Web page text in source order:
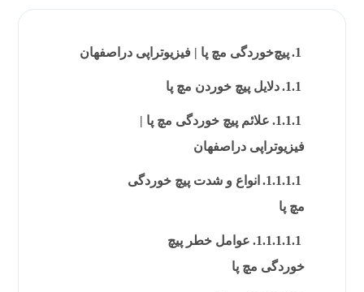
پیچ‌خوردگی مچ پا | فیزیوتراپی دراصفهان
دلایل پیچ خوردن مچ پا
علائم پیچ خوردگی مچ پا |
فیزیوتراپی دراصفهان
انواع و شدت پیچ خوردگی
مچ پا
عوامل خطر پیچ
خوردگی مچ پا